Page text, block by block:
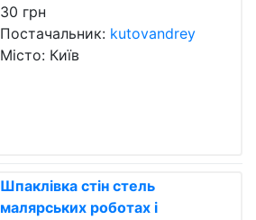
30 грн
Постачальник: kutovandrey
Місто: Київ
Шпаклівка стін стель
малярських роботах і